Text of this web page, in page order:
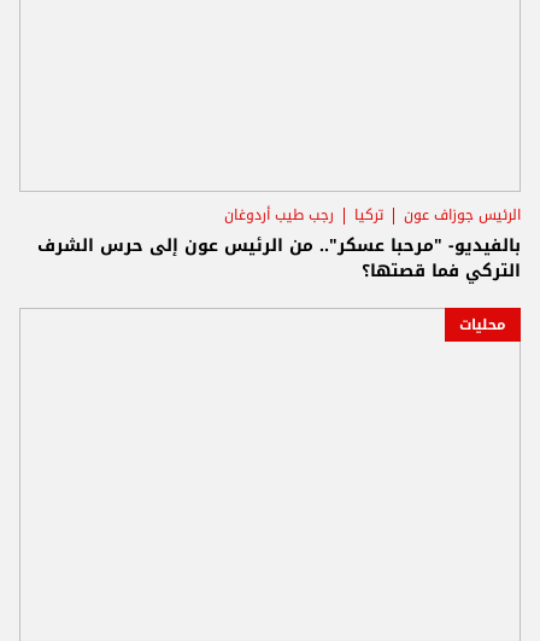
الرئيس جوزاف عون تركيا رجب طيب أردوغان
بالفيديو- "مرحبا عسكر".. من الرئيس عون إلى حرس الشرف
التركي فما قصتها؟
محليات